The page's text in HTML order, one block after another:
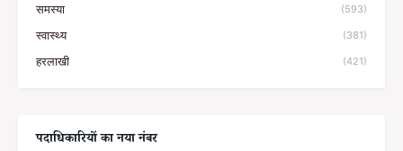
समस्या (593)
स्वास्थ्य (381)
हरलाखी (421)
पदाधिकारियों का नया नंबर